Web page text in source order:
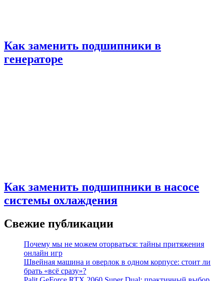
Как заменить подшипники в
генераторе
Как заменить подшипники в насосе
системы охлаждения
Свежие публикации
Почему мы не можем оторваться: тайны притяжения
онлайн игр
Швейная машина и оверлок в одном корпусе: стоит ли
брать «всё сразу»?